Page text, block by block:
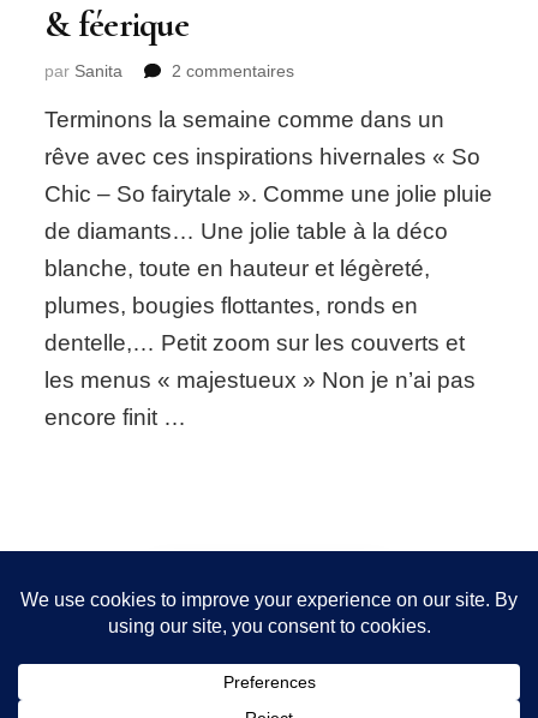
& féerique
par Sanita 2 commentairessur
mariage
d’hiver
chic
&
féerique
Terminons la semaine comme dans un
rêve avec ces inspirations hivernales « So
Chic – So fairytale ». Comme une jolie pluie
de diamants… Une jolie table à la déco
blanche, toute en hauteur et légèreté,
plumes, bougies flottantes, ronds en
dentelle,… Petit zoom sur les couverts et
les menus « majestueux » Non je n’ai pas
encore finit …
FOLLOW ME!
Nous utilisons des cookies pour vous garantir la meilleure
expérience sur notre site. Si vous continuez à utiliser ce
dernier, nous considérerons que vous acceptez l'utilisation des
cookies.